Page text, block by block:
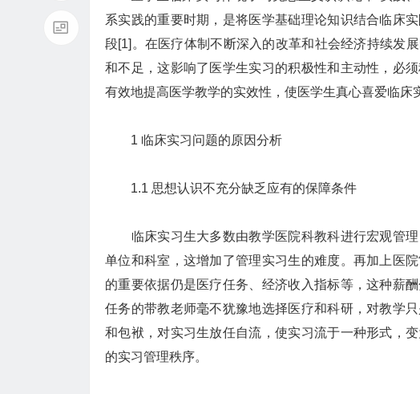
系实践的重要时期，是将医学基础理论知识结合临床
段[1]。在医疗体制不断深入的改革和社会经济持续发
和不足，这影响了医学生实习的积极性和主动性，必
有效地提高医学教学的实效性，使医学生真心喜爱临床
1 临床实习问题的原因分析
1.1 思想认识不充分缺乏应有的保障条件
临床实习生大多数由教学医院科教科进行宏观管理
单位和科室，这增加了管理实习生的难度。再加上医
的重要依据仍是医疗任务、经济收入指标等，这种薪
任务的带教老师毫不犹豫地选择医疗和科研，对教学
和包袱，对实习生放任自流，使实习流于一种形式，
的实习管理秩序。